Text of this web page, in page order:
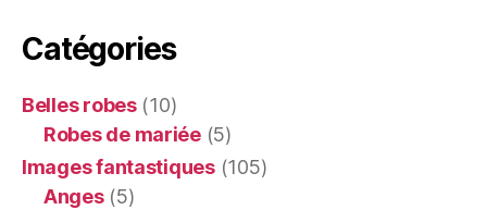
Catégories
Belles robes(10)
Robes de mariée(5)
Images fantastiques(105)
Anges(5)